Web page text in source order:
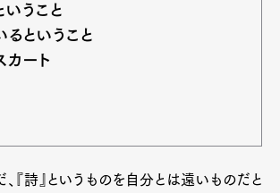
うこと
ということ
カート
、『詩』というものを自分とは遠いものだと